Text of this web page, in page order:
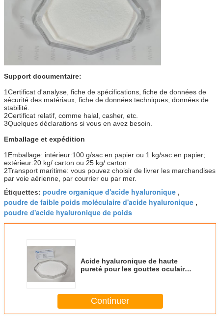
Support documentaire:
1Certificat d'analyse, fiche de spécifications, fiche de données de
sécurité des matériaux, fiche de données techniques, données de
stabilité.
2Certificat relatif, comme halal, casher, etc.
3Quelques déclarations si vous en avez besoin.
Emballage et expédition
1Emballage: intérieur:100 g/sac en papier ou 1 kg/sac en papier;
extérieur:20 kg/ carton ou 25 kg/ carton
2Transport maritime: vous pouvez choisir de livrer les marchandises
par voie aérienne, par courrier ou par mer.
Étiquettes: poudre organique d'acide hyaluronique ,
poudre de faible poids moléculaire d'acide hyaluronique ,
poudre d'acide hyaluronique de poids
Acide hyaluronique de haute
pureté pour les gouttes oculaires
Continuer